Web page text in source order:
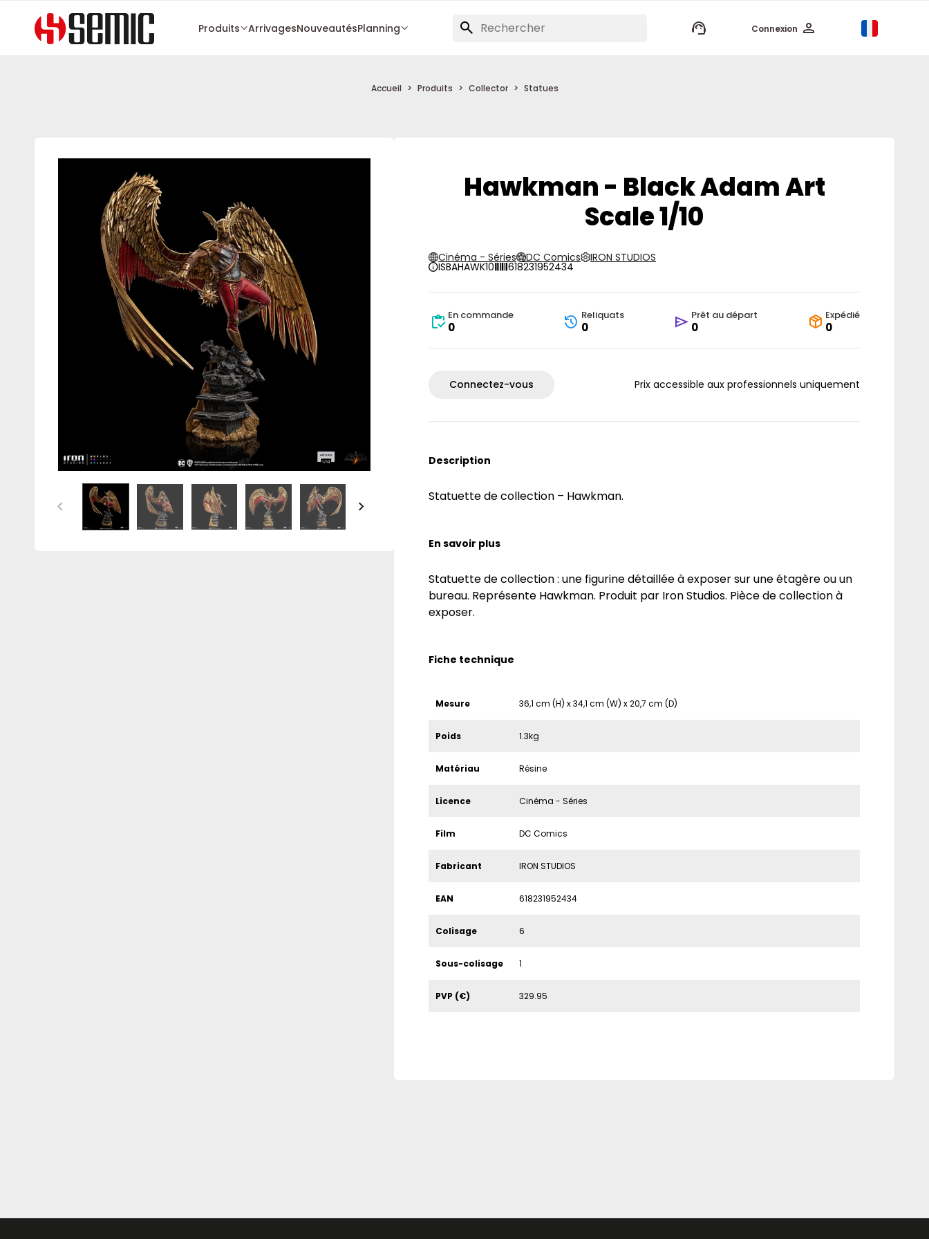
Produits ArrivagesNouveautésPlanning Connexion
Accueil Produits Collector Statues
Hawkman - Black Adam Art
Scale 1/10
Cinéma - Séries DC Comics IRON STUDIOS
ISBAHAWK10 618231952434
En commande
0
Reliquats
0
Prêt au départ
0
Expédié
0
Connectez-vous Prix accessible aux professionnels uniquement
Description
Statuette de collection – Hawkman.
En savoir plus
Statuette de collection : une figurine détaillée à exposer sur une étagère ou un
bureau. Représente Hawkman. Produit par Iron Studios. Pièce de collection à
exposer.
Fiche technique
Mesure 36,1 cm (H) x 34,1 cm (W) x 20,7 cm (D)
Poids 1.3kg
Matériau Résine
Licence Cinéma - Séries
Film DC Comics
Fabricant IRON STUDIOS
EAN 618231952434
Colisage 6
Sous-colisage 1
PVP (€) 329.95